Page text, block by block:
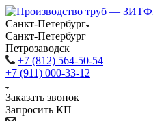
Санкт-Петербург
Санкт-Петербург
Петрозаводск
+7 (812) 564-50-54
+7 (911) 000-33-12
Заказать звонок
Запросить КП